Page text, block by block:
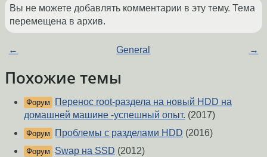
Вы не можете добавлять комментарии в эту тему. Тема
перемещена в архив.
← General →
Похожие темы
Форум
Перенос root-раздела на новый HDD на
домашней машине -успешный опыт. (2017)
Форум Проблемы с разделами HDD (2016)
Форум Swap на SSD (2012)